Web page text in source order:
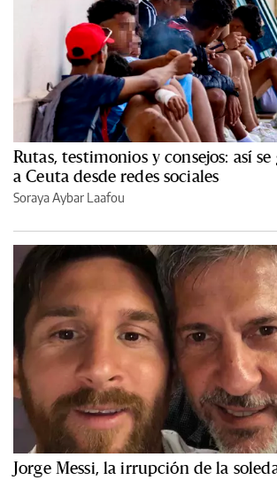
Rutas, testimonios y consejos: así
a Ceuta desde redes sociales
Soraya Aybar Laafou
Jorge Messi, la irrupción de la